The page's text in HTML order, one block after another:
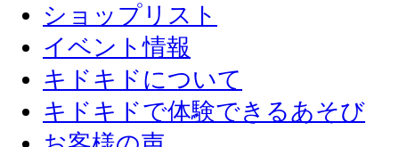
ショップリスト
イベント情報
キドキドについて
キドキドで体験できるあそび